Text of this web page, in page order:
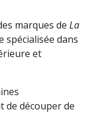
marques de La
spécialisée dans
et
découper de